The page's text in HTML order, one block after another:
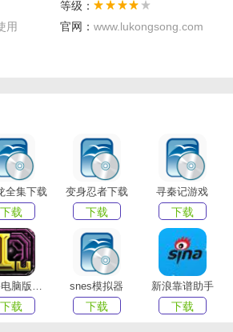
游戏，轻松创建您的小镇。
根据自己的喜好安排，赚取财富。
图片。带给你独特的视觉享受。
进来开始自己的探索之旅，也可以鸟
清新，你能获得的乐趣在同类游戏中
玩有趣。不要错过它。通过非常简单
。立即下载游戏。
戏任务。玩家可以捕鱼增加收入，建
等级：
用 官网： www.lukongsong.com
全集下载
下载
变身忍者下载
下载
寻秦记游戏
下载
撸啊撸电脑版下载
下载
snes模拟器
下载
新浪靠谱助手
下载